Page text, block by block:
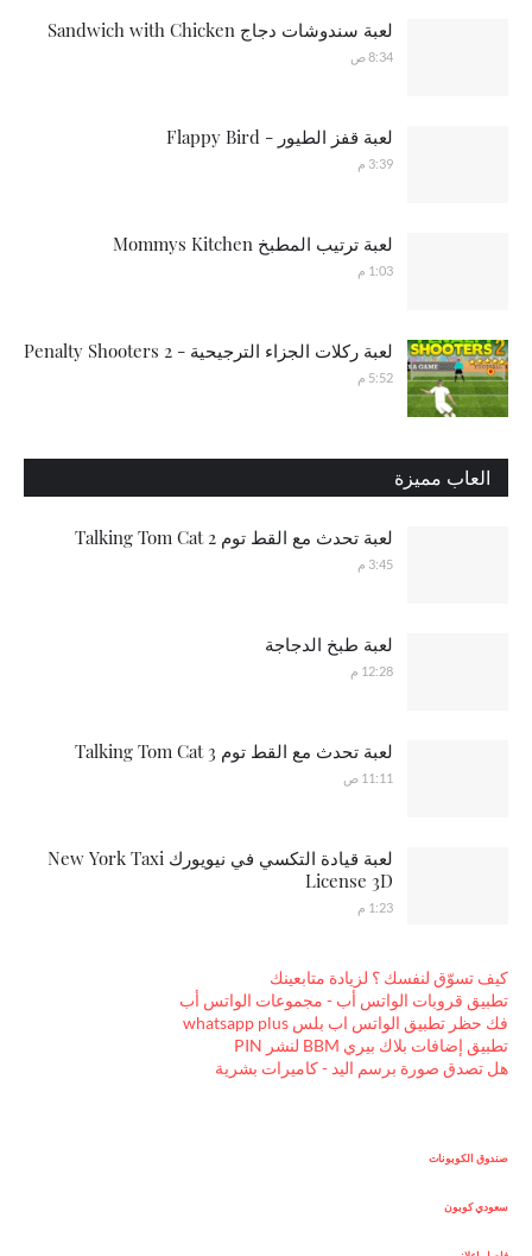
لعبة سندوشات دجاج Sandwich with Chicken
8:34 ص
لعبة قفز الطيور - Flappy Bird
3:39 م
لعبة ترتيب المطبخ Mommys Kitchen
1:03 م
لعبة ركلات الجزاء الترجيحية - Penalty Shooters 2
5:52 م
العاب مميزة
لعبة تحدث مع القط توم Talking Tom Cat 2
3:45 م
لعبة طبخ الدجاجة
12:28 م
لعبة تحدث مع القط توم Talking Tom Cat 3
11:11 ص
لعبة قيادة التكسي في نيويورك New York Taxi
License 3D
1:23 م
كيف تسوّق لنفسك ؟ لزيادة متابعينك
تطبيق قروبات الواتس أب - مجموعات الواتس أب
فك حظر تطبيق الواتس اب بلس whatsapp plus
تطبيق إضافات بلاك بيري BBM لنشر PIN
هل تصدق صورة برسم اليد - كاميرات بشرية
صندوق الكوبونات
سعودي كوبون